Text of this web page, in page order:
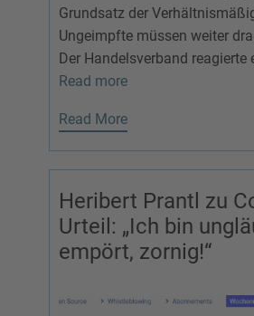
Grundsatz der
Ungeimpfte müssen weiter
Der Handelsverband reagierte
Read more
Read More
Heribert Prantl zu
Urteil: „Ich bin
empört, zornig!“